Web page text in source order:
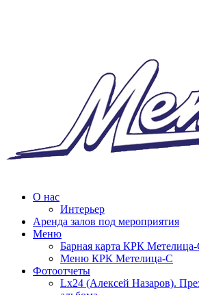
О нас
Интерьер
Аренда залов под мероприятия
Меню
Барная карта КРК
Меню КРК Метелица-С
Фотоотчеты
Lx24 (Алексей Назаров).